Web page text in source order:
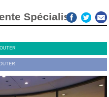
Spécialisé